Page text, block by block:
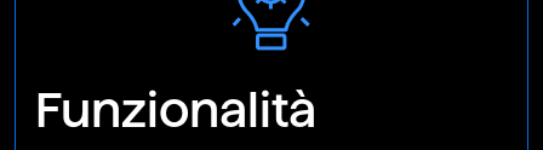
Funzionalità